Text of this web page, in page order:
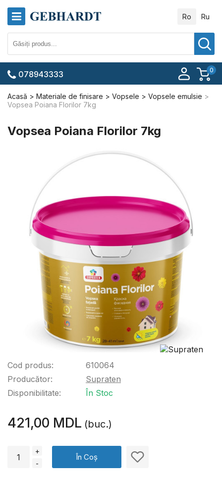
Ro Ru
0
078943333
Acasă Materiale de finisare Vopsele
Vopsele emulsie
Vopsea Poiana Florilor 7kg
Vopsea Poiana Florilor 7kg
Cod produs:
Producător:
Disponibilitate:
610064
Supraten
În Stoc
421,00 MDL (buc.)
+
-
În Coș